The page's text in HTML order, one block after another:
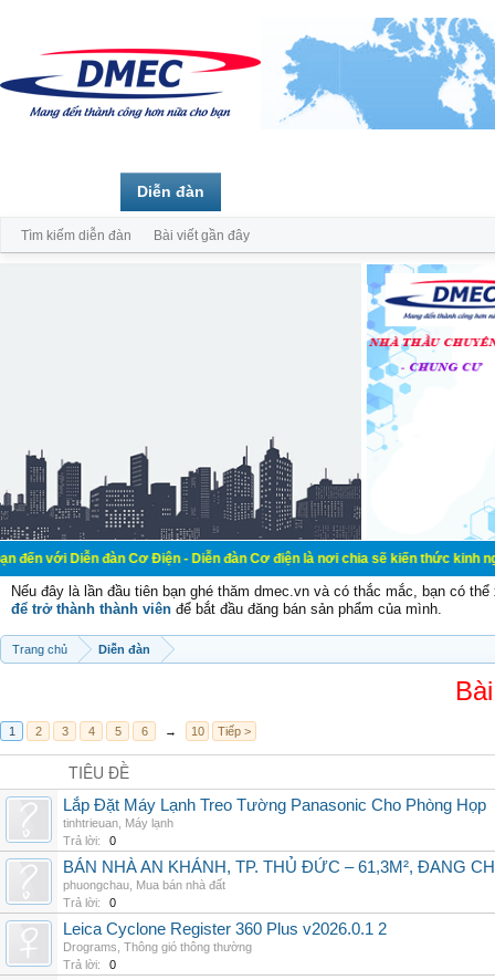
đàn Cơ Điện - Diễn đàn Cơ điện là nơi chia sẽ kiến thức kinh nghiệm
Nếu đây là lần đầu tiên bạn ghé thăm dmec.vn và có thắc mắc, bạn có
để trở thành thành viên để bắt đầu đăng bán sản phẩm của mình.
Trang chủ Diễn đàn
1 2 3 4 5 6 → 10 Tiếp >
TIÊU ĐỀ
Lắp Đặt Máy Lạnh Treo Tường Panasonic Cho Phòng Họp
tinhtrieuan Máy lạnh
Trả lời:
0
BÁN NHÀ AN KHÁNH, TP. THỦ ĐỨC – 61,3M², ĐANG
phuongchau Mua bán nhà đất
Trả lời:
0
Leica Cyclone Register 360 Plus v2026.0.1 2
Drograms Thông gió thông thường
Trả lời:
0
Diễn đàn
Tìm kiếm diễn đàn Bài viết gần đây